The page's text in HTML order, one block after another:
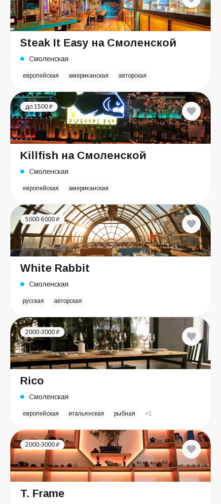
Steak It Easy на Смоленской
Смоленская
европейская американская авторская
до 1500 ₽
Killfish на Смоленской
Смоленская
европейская американская
5000-6000 ₽
White Rabbit
Смоленская
русская авторская
2000-3000 ₽
Rico
Смоленская
европейская итальянская рыбная +1
2000-3000 ₽
T. Frame